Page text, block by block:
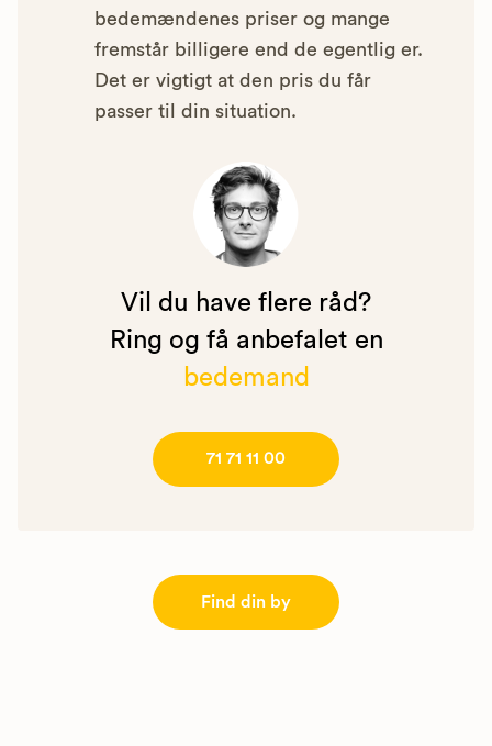
bedemændenes priser og mange
fremstår billigere end de egentlig er.
Det er vigtigt at den pris du får
passer til din situation.
Vil du have flere råd?
Ring og få anbefalet en
bedemand
71 71 11 00
Find din by